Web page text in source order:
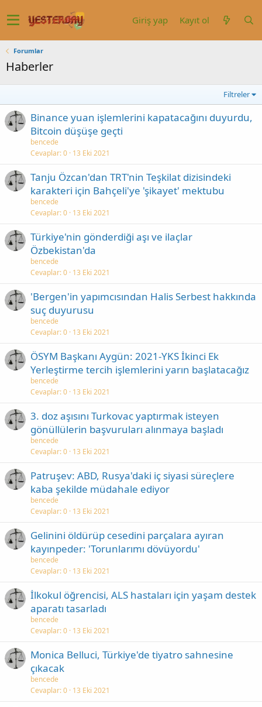
Giriş yap Kayıt ol
Forumlar
Haberler
Filtreler
Binance yuan işlemlerini kapatacağını duyurdu,
Bitcoin düşüşe geçti
bencede
Cevaplar 0 13 Eki 2021
Tanju Özcan'dan TRT'nin Teşkilat dizisindeki
karakteri için Bahçeli'ye 'şikayet' mektubu
bencede
Cevaplar 0 13 Eki 2021
Türkiye'nin gönderdiği aşı ve ilaçlar
Özbekistan'da
bencede
Cevaplar 0 13 Eki 2021
'Bergen'in yapımcısından Halis Serbest hakkında
suç duyurusu
bencede
Cevaplar 0 13 Eki 2021
ÖSYM Başkanı Aygün: 2021-YKS İkinci Ek
Yerleştirme tercih işlemlerini yarın başlatacağız
bencede
Cevaplar 0 13 Eki 2021
3. doz aşısını Turkovac yaptırmak isteyen
gönüllülerin başvuruları alınmaya başladı
bencede
Cevaplar 0 13 Eki 2021
Patruşev: ABD, Rusya'daki iç siyasi süreçlere
kaba şekilde müdahale ediyor
bencede
Cevaplar 0 13 Eki 2021
Gelinini öldürüp cesedini parçalara ayıran
kayınpeder: 'Torunlarımı dövüyordu'
bencede
Cevaplar 0 13 Eki 2021
İlkokul öğrencisi, ALS hastaları için yaşam destek
aparatı tasarladı
bencede
Cevaplar 0 13 Eki 2021
Monica Belluci, Türkiye'de tiyatro sahnesine
çıkacak
bencede
Cevaplar 0 13 Eki 2021